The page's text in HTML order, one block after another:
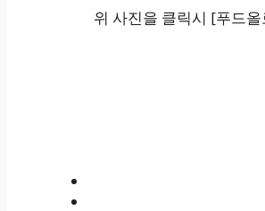
위 사진을 클릭시 [푸드